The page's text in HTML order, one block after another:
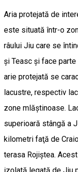
Aria protejată de
este situată într-o
râului Jiu care se
şi Teasc şi face
arie protejată se
lacustre, respectiv
zone mlăştinoase.
superioară stângă a
kilometri faţă de
terasa Rojiştea.